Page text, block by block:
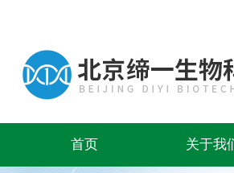
首页 关于我